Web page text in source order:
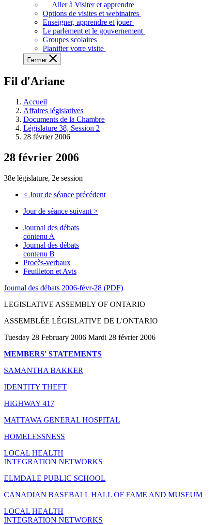
voir,
apprendre
et
à
à
législative.
Aller à Visiter et apprendre
Options de visites et webinaires
Enseigner, apprendre et jouer
Le parlement et le gouvernement
Groupes scolaires
Planifier votre visite
Fermer
Fil d'Ariane
Accueil
Affaires législatives
Documents de la Chambre
Législature 38, Session 2
28 février 2006
28 février 2006
38e législature, 2e session
< Jour de séance précédent
Jour de séance suivant >
Journal des débats
contenu A
Journal des débats
contenu B
Procès-verbaux
Feuilleton et Avis
Journal des débats 2006-févr-28 (PDF)
LEGISLATIVE ASSEMBLY OF ONTARIO
ASSEMBLÉE LÉGISLATIVE DE L'ONTARIO
Tuesday 28 February 2006 Mardi 28 février 2006
MEMBERS' STATEMENTS
SAMANTHA BAKKER
IDENTITY THEFT
HIGHWAY 417
MATTAWA GENERAL HOSPITAL
HOMELESSNESS
LOCAL HEALTH
INTEGRATION NETWORKS
ELMDALE PUBLIC SCHOOL
CANADIAN BASEBALL HALL OF FAME AND MUSEUM
LOCAL HEALTH
INTEGRATION NETWORKS